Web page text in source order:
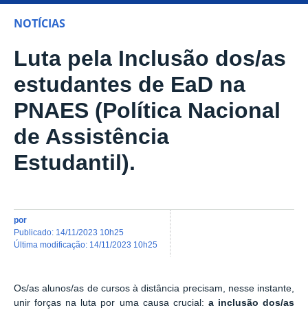
NOTÍCIAS
Luta pela Inclusão dos/as
estudantes de EaD na
PNAES (Política Nacional
de Assistência
Estudantil).
por
publicado: 14/11/2023 10h25
última modificação: 14/11/2023 10h25
Os/as alunos/as de cursos à distância precisam, nesse instante,
unir forças na luta por uma causa crucial: a inclusão dos/as